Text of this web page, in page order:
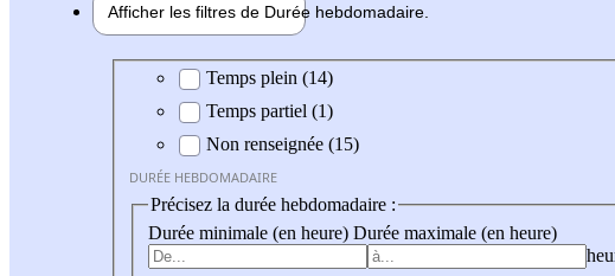
Afficher les filtres de Durée hebdomadaire
Durée hebdomadaire
Temps plein (14)
Temps partiel (1)
Non renseignée (15)
DURÉE HEBDOMADAIRE
Précisez la durée hebdomadaire :
Durée minimale (en heure) Durée maximale (en heure)